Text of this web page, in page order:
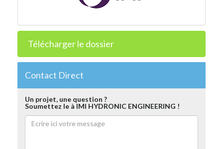
Télécharger le dossier
Contact Direct
Un projet, une question ?
Soumettez le à IMI HYDRONIC ENGINEERING !